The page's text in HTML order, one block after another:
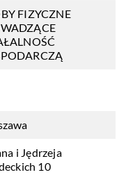
FIZYCZNE
i Jędrzeja
10